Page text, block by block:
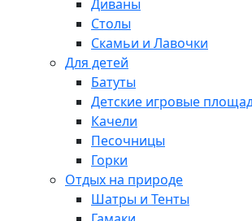
Диваны
Столы
Скамьи и Лавочки
Для детей
Батуты
Детские игровые
Качели
Песочницы
Горки
Отдых на природе
Шатры и Тенты